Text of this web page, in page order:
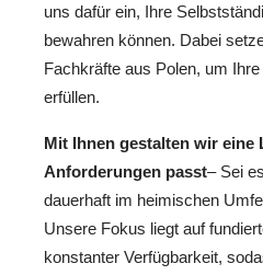
uns dafür ein, Ihre
bewahren können. Dabei
Fachkräfte aus Polen, um
erfüllen.
Mit Ihnen gestalten wir eine
Anforderungen passt– Sei
dauerhaft im heimischen
Unsere Fokus liegt auf
konstanter Verfügbarkeit,